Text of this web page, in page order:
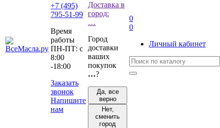
+7 (495)
795-51-99
Время
работы
ПН-ПТ: с
8:00
-18:00
Заказать
звонок
Напишите
нам
Доставка в
город:
…
Город
доставки
ваших
покупок
…?
Да, все
верно
Нет,
сменить
город
0
0
Личный кабинет